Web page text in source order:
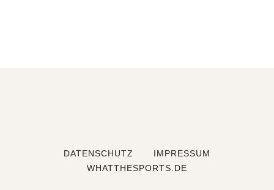
DATENSCHUTZ
IMPRESSUM
WHATTHESPORTS.DE